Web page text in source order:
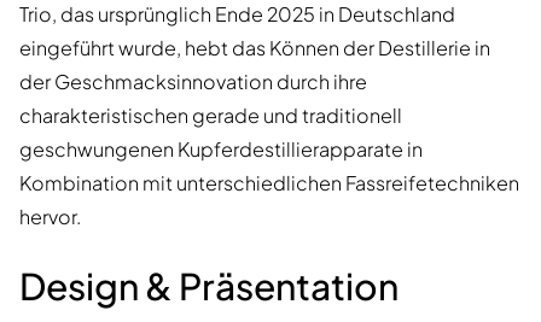
Trio, das ursprünglich Ende 2025 in Deutschland
eingeführt wurde, hebt das Können der Destillerie in
der Geschmacksinnovation durch ihre
charakteristischen gerade und traditionell
geschwungenen Kupferdestillierapparate in
Kombination mit unterschiedlichen Fassreifetechniken
hervor.
Design & Präsentation